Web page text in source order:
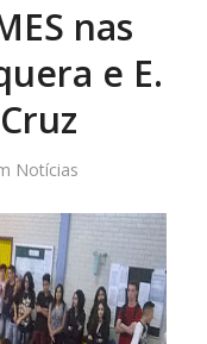
nas
e E.
Notícias